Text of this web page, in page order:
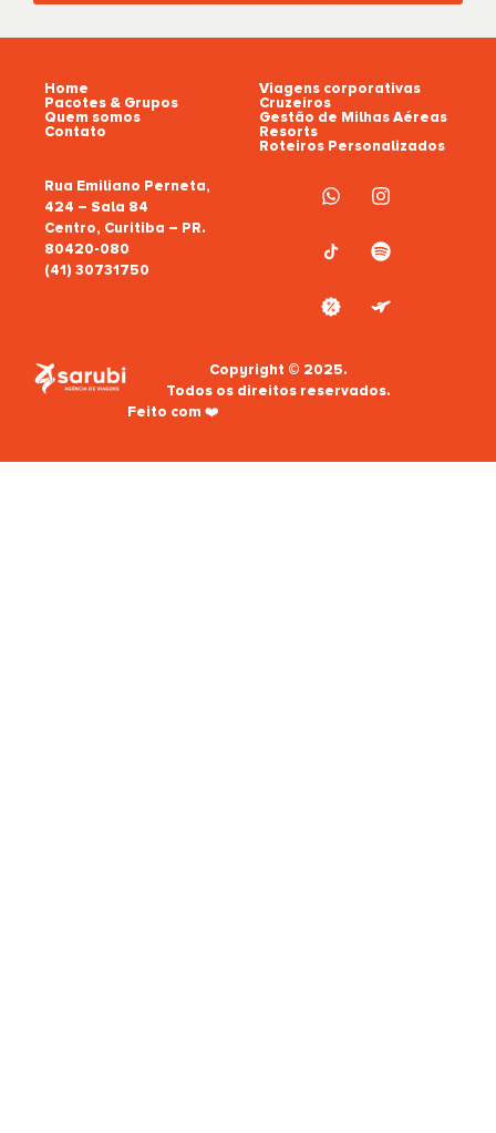
Home
Pacotes & Grupos
Quem somos
Contato
Viagens corporativas
Cruzeiros
Gestão de Milhas Aéreas
Resorts
Roteiros Personalizados
Rua Emiliano Perneta,
424 – Sala 84
Centro, Curitiba – PR.
80420-080
(41) 30731750
Copyright © 2025.
Todos os direitos reservados.
Feito com ❤️